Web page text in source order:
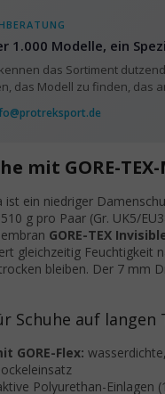
1.000 Modelle, ein
das Sortiment
das Modell zu finden, das
mit GORE-
ist ein niedriger
g pro Paar (Gr. UK5/
GORE-TEX
gleichzeitig Feuchtigkeit
bleiben. Der 7 mm
Schuhe auf
GORE-Flex:
Polyurethan-Einlagen